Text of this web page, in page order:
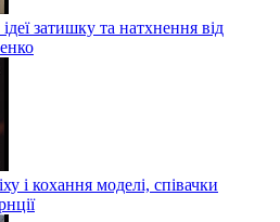
затишку та натхнення від
і кохання моделі, співачки